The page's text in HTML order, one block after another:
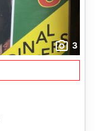
3